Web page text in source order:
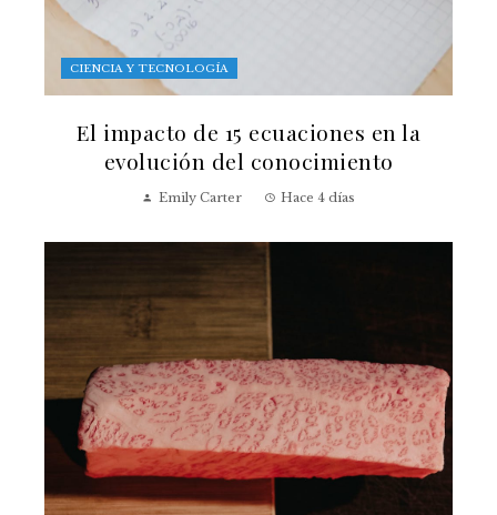
CIENCIA Y TECNOLOGÍA
El impacto de 15 ecuaciones en la
evolución del conocimiento
Emily Carter Hace 4 días